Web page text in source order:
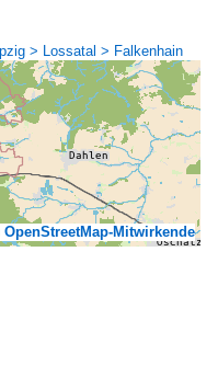
> Lossatal > Falkenhain
OpenStreetMap-Mitwirkende